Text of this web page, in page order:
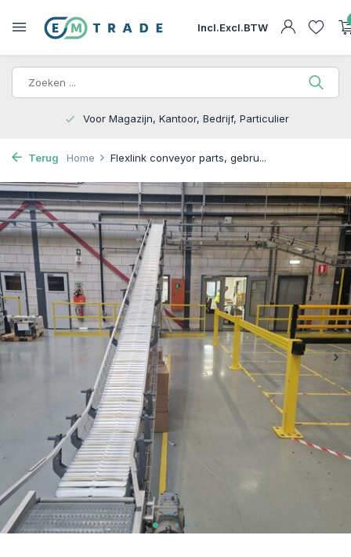
Incl.Excl.BTW
15.000m2 op Voorraad | Bezorgen of Afhalen
Terug Home Flexlink conveyor parts, gebru...